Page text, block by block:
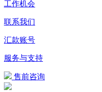
工作机会
联系我们
汇款账号
服务与支持
售前咨询